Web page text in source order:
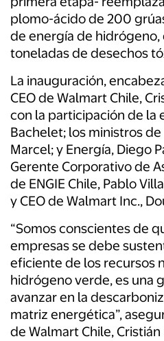
plomo-ácido de 200
de energía de
toneladas de desechos
La inauguración,
CEO de Walmart Chile,
con la participación de la
Bachelet; los ministros
Marcel; y Energía, Diego
Gerente Corporativo de
de ENGIE Chile, Pablo
y CEO de Walmart Inc.,
“Somos conscientes de
empresas se debe
eficiente de los recursos
hidrógeno verde, es una
avanzar en la
matriz energética”,
de Walmart Chile,